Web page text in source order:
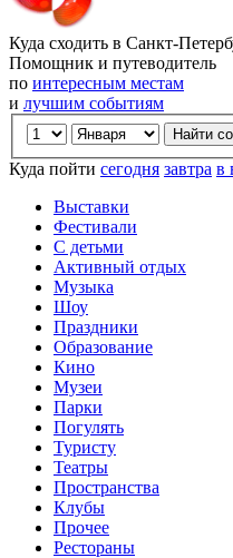
Куда сходить в Санкт-
Помощник и путеводитель
по интересным местам
и лучшим событиям
Куда пойти сегодня завтра в
Выставки
Фестивали
С детьми
Активный отдых
Музыка
Шоу
Праздники
Образование
Кино
Музеи
Парки
Погулять
Туристу
Театры
Пространства
Клубы
Прочее
Рестораны